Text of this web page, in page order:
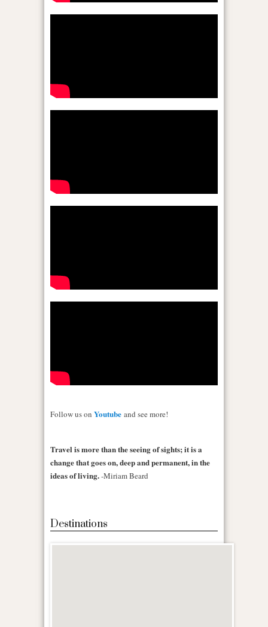
Follow us on Youtube and see more!
Travel is more than the seeing of sights; it is a
change that goes on, deep and permanent, in the
ideas of living.-Miriam Beard
Destinations